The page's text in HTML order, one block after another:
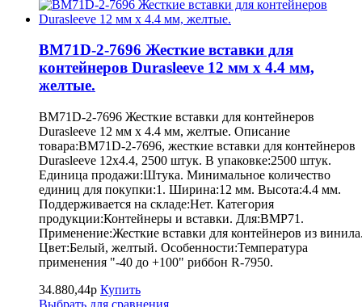
BM71D-2-7696 Жесткие вставки для
контейнеров Durasleeve 12 мм х 4.4 мм,
желтые.
BM71D-2-7696 Жесткие вставки для контейнеров
Durasleeve 12 мм х 4.4 мм, желтые. Описание
товара:BM71D-2-7696, жесткие вставки для контейнеров
Durasleeve 12х4.4, 2500 штук. В упаковке:2500 штук.
Единица продажи:Штука. Минимальное количество
единиц для покупки:1. Ширина:12 мм. Высота:4.4 мм.
Поддерживается на складе:Нет. Категория
продукции:Контейнеры и вставки. Для:BMP71.
Применение:Жесткие вставки для контейнеров из
Цвет:Белый, желтый. Особенности:Температура
применения "-40 до +100" риббон R-7950.
34.880,44р Купить